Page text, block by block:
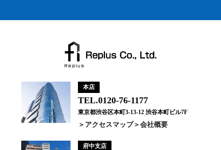
本店
TEL.0120-76-1177
東京都渋谷区本町3-13-12 渋谷本町ビル7F
アクセスマップ 会社概要
府中支店